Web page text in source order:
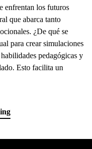
enfrentan los futuros
que abarca tanto
¿De qué se
para crear simulaciones
pedagógicas y
Esto facilita un